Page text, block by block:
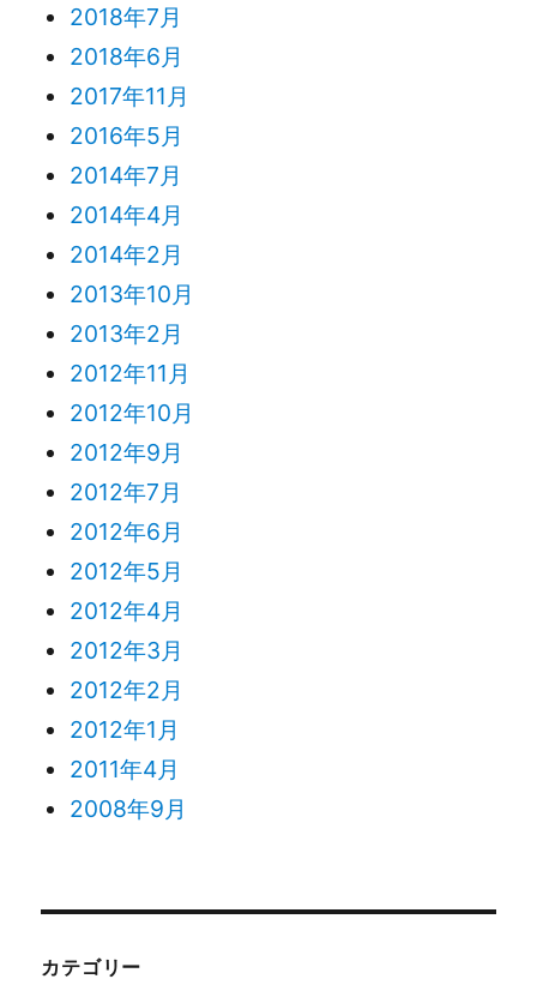
2018年7月
2018年6月
2017年11月
2016年5月
2014年7月
2014年4月
2014年2月
2013年10月
2013年2月
2012年11月
2012年10月
2012年9月
2012年7月
2012年6月
2012年5月
2012年4月
2012年3月
2012年2月
2012年1月
2011年4月
2008年9月
カテゴリー